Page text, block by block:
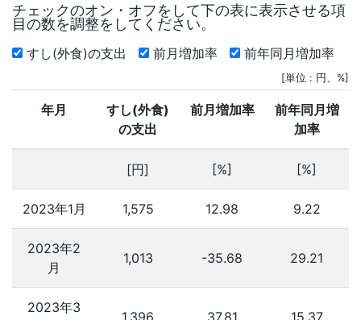
チェックのオン・オフをして下の表に表示させる項
目の数を調整をしてください。
すし(外食)の支出 前月増加率 前年同月増加率
[単位 : 円、%]
年月
すし(外食)
の支出
前月増加率
前年同月増
加率
[円] [%] [%]
2023年1月 1,575 12.98 9.22
2023年2
月
1,013 -35.68 29.21
2023年3